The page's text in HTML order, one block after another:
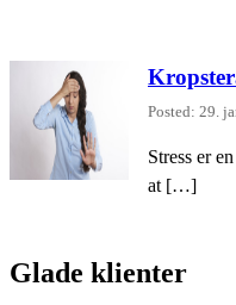
Posted: 29.
Stress er
at […]
Glade klienter